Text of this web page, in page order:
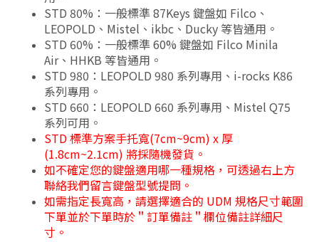
STD 80%：一般標準 87Keys 鍵盤如 Filco、
LEOPOLD、Mistel、ikbc、Ducky 等皆通用。
STD 60%：一般標準 60% 鍵盤如 Filco Minila
Air、HHKB 等皆通用。
STD 980：LEOPOLD 980 系列專用、i-rocks K86
系列專用。
STD 660：LEOPOLD 660 系列專用、Mistel Q75
系列可用。
STD 標準方案手托寬(7cm~9cm) x 厚
(1.8cm~2.1cm) 將採隨機發貨。
如不確定您的鍵盤適用哪一種規格，可透過右上方
聯絡我們留言鍵盤型號提問。
如需指定長寬高，請選擇適合的 UDM 規格尺寸範圍
下單並於下單時於＂訂單備註＂欄位備註詳細尺
寸。